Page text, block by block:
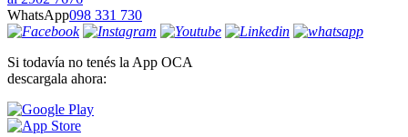
WhatsApp098 331 730
Si todavía no tenés la App OCA
descargala ahora: